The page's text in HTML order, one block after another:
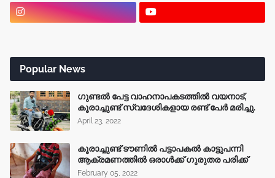
Popular News
ഗുണ്ടൽ പേട്ട വാഹനാപകടത്തിൽ വയനാട്,
കൂരാച്ചുണ്ട് സ്വദേശികളായ രണ്ട് പേർ മരിച്ചു.
April 23, 2022
കൂരാച്ചുണ്ട് ടൗണിൽ പട്ടാപകൽ കാട്ടുപന്നി
ആക്രമണത്തിൽ ഒരാൾക്ക് ഗുരുതര പരിക്ക്
February 05, 2022